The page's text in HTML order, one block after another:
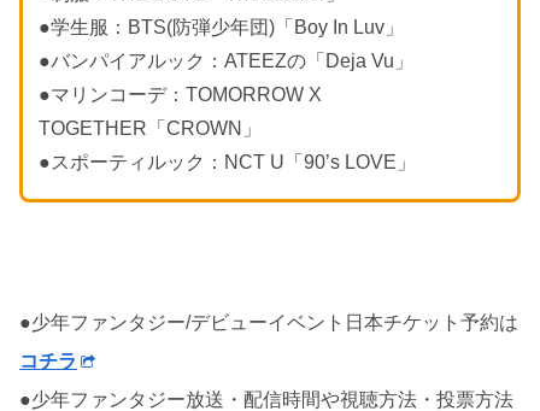
●学生服：BTS(防弾少年団)「Boy In Luv」
●バンパイアルック：ATEEZの「Deja Vu」
●マリンコーデ：TOMORROW X
TOGETHER「CROWN」
●スポーティルック：NCT U「90’s LOVE」
●少年ファンタジー/デビューイベント日本チケット予約は
コチラ
●少年ファンタジー放送・配信時間や視聴方法・投票方法